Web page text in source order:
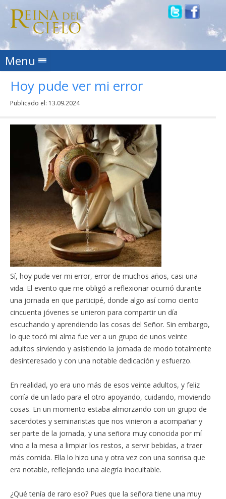
Menu Skip to content
Hoy pude ver mi error
Publicado el: 13.09.2024
Sí, hoy pude ver mi error, error de muchos años, casi una
vida. El evento que me obligó a reflexionar ocurrió durante
una jornada en que participé, donde algo así como ciento
cincuenta jóvenes se unieron para compartir un día
escuchando y aprendiendo las cosas del Señor. Sin embargo,
lo que tocó mi alma fue ver a un grupo de unos veinte
adultos sirviendo y asistiendo la jornada de modo totalmente
desinteresado y con una notable dedicación y esfuerzo.
En realidad, yo era uno más de esos veinte adultos, y feliz
corría de un lado para el otro apoyando, cuidando, moviendo
cosas. En un momento estaba almorzando con un grupo de
sacerdotes y seminaristas que nos vinieron a acompañar y
ser parte de la jornada, y una señora muy conocida por mí
vino a la mesa a limpiar los restos, a servir bebidas, a traer
más comida. Ella lo hizo una y otra vez con una sonrisa que
era notable, reflejando una alegría inocultable.
¿Qué tenía de raro eso? Pues que la señora tiene una muy